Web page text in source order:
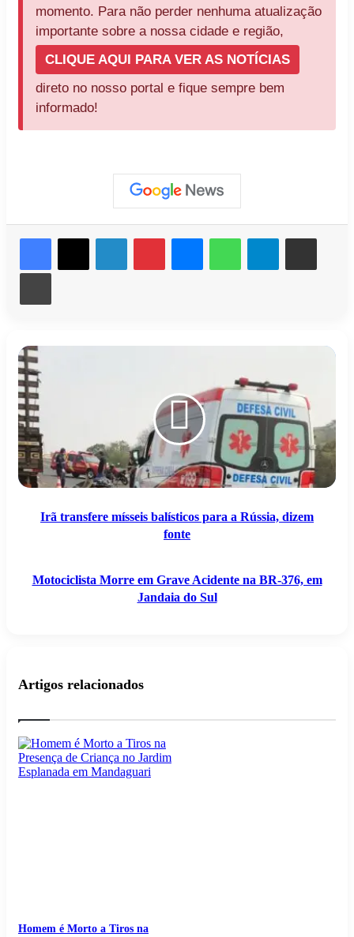
momento. Para não perder nenhuma atualização
importante sobre a nossa cidade e região,
CLIQUE AQUI PARA VER AS NOTÍCIAS
direto no nosso portal e fique sempre bem
informado!
Facebook
X LinkedinPinterestMessengerWhatsAppTelegramCompartilhar via e-mail
Imprimir
Irã
transfere
mísseis
balísticos
para
a
Rússia,
dizem
fonte
Irã transfere mísseis balísticos para a Rússia, dizem
fonte
Motociclista
Morre
em
Grave
Acidente
na
BR-
376,
em
Jandaia
Motociclista Morre em Grave Acidente na BR-376, em
Jandaia do Sul
Artigos relacionados
Homem é Morto a Tiros na